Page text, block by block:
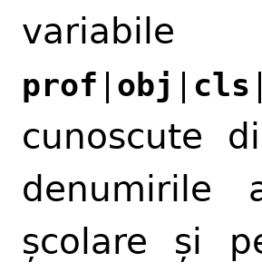
prof obj cls
cunoscute
denumirile
școlare și